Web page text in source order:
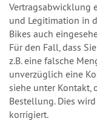
Vertragsabwicklung
und Legitimation in
Bikes auch
Für den Fall, dass
z.B. eine falsche
unverzüglich eine
siehe unter Kontakt,
Bestellung. Dies
korrigiert.